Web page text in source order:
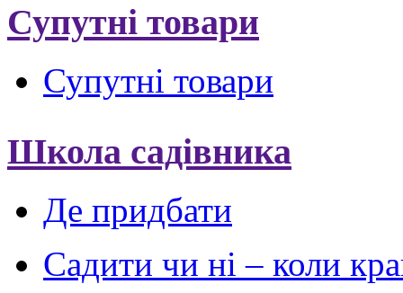
Супутні товари
Супутні товари
Школа садівника
Де придбати
Садити чи ні – коли